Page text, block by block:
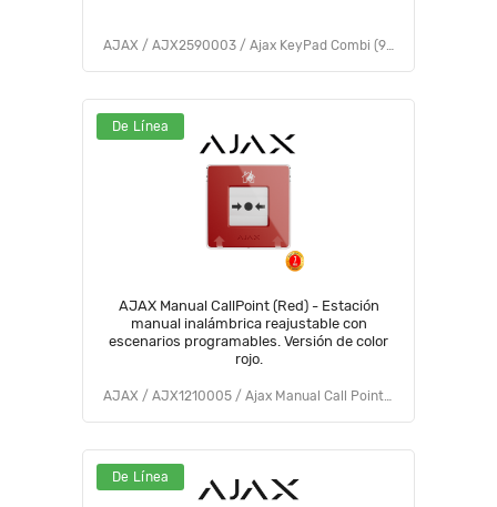
AJAX / AJX2590003 / Ajax KeyPad Combi (9NA)
De Línea
AJAX Manual CallPoint (Red) - Estación
manual inalámbrica reajustable con
escenarios programables. Versión de color
rojo.
AJAX / AJX1210005 / Ajax Manual Call Point (Red) (9NA)
De Línea